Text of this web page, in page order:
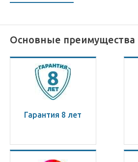
Основные преимущества
Гарантия 8 лет